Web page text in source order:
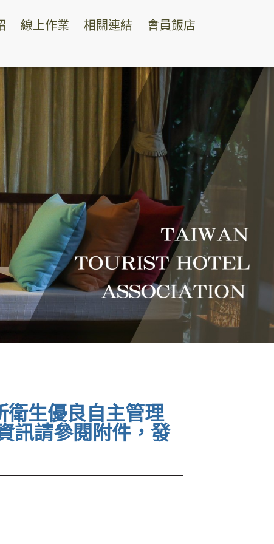
線上作業 相關連結
會員飯店
衛生優良自主管理
訊請參閱附件，發